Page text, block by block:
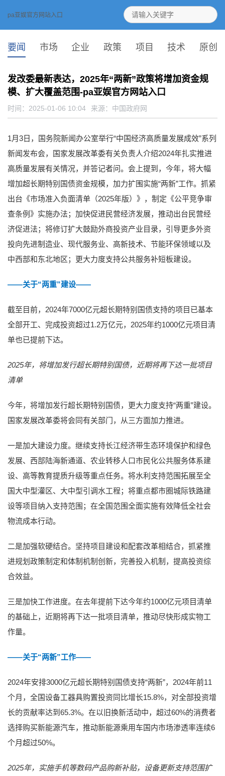
pa亚娱官方网站入口
要闻 市场 企业 政策 项目 技术 原创
发改委最新表达，2025年“两新”政策将增加资金规
模、扩大覆盖范围-pa亚娱官方网站入口
时间：2025-01-06 10:04 来源： 中国政府网
1月3日，国务院新闻办公室举行“中国经济高质量发展成效”系列
新闻发布会，国家发展改革委有关负责人介绍2024年扎实推进
高质量发展有关情况，并答记者问。会上提到，今年，将大幅
增加超长期特别国债资金规模，加力扩围实施“两新”工作。抓紧
出台《市场准入负面清单（2025年版）》，制定《公平竞争审
查条例》实施办法；加快促进民营经济发展，推动出台民营经
济促进法；将修订扩大鼓励外商投资产业目录，引导更多外资
投向先进制造业、现代服务业、高新技术、节能环保领域以及
中西部和东北地区；更大力度支持公共服务补短板建设。
——关于“两重”建设——
截至目前，2024年7000亿元超长期特别国债支持的项目已基本
全部开工、完成投资超过1.2万亿元，2025年约1000亿元项目清
单也已提前下达。
2025年，将增加发行超长期特别国债，近期将再下达一批项目
清单
今年，将增加发行超长期特别国债，更大力度支持“两重”建设。
国家发展改革委将会同有关部门，从三方面加力推进。
一是加大建设力度。继续支持长江经济带生态环境保护和绿色
发展、西部陆海新通道、农业转移人口市民化公共服务体系建
设、高等教育提质升级等重点任务。将水利支持范围拓展至全
国大中型灌区、大中型引调水工程；将重点都市圈城际铁路建
设等项目纳入支持范围；在全国范围全面实施有效降低全社会
物流成本行动。
二是加强软硬结合。坚持项目建设和配套改革相结合，抓紧推
进规划政策制定和体制机制创新，完善投入机制，提高投资综
合效益。
三是加快工作进度。在去年提前下达今年约1000亿元项目清单
的基础上，近期将再下达一批项目清单，推动尽快形成实物工
作量。
——关于“两新”工作——
2024年安排3000亿元超长期特别国债支持“两新”，2024年前11
个月，全国设备工器具购置投资同比增长15.8%，对全部投资增
长的贡献率达到65.3%。在以旧换新活动中，超过60%的消费者
选择购买新能源汽车，推动新能源乘用车国内市场渗透率连续6
个月超过50%。
2025年，实施手机等数码产品购新补贴，设备更新支持范围扩